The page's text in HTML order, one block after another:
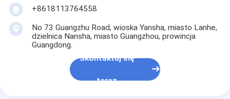
+8618113764558
No 73 Guangzhu Road, wioska Yansha, miasto Lanhe,
dzielnica Nansha, miasto Guangzhou, prowincja
Guangdong.
Skontaktuj się
teraz